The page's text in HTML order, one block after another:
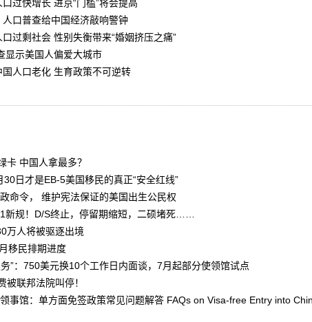
过快增长 进京“门槛”将会提高
口普查给中国经济敲响警钟
过剩社会 性别失衡带来“婚姻挤压之痛”
显示美国人偏爱大城市
人口老化 生育政策不可逆转
卡 中国人拿最多？
日才是EB-5美国移民的真正“安全红线”
命令， 维护宪法保证的美国出生公民权
新规！D/S终止，停留期缩短，二硕堵死……
万人将被驱逐出境
移民排期进度
”：750美元换10个工作日内面谈，7月起部分使领馆试点
被联邦法院叫停！
事馆：单方面免签政策常见问题解答 FAQs on Visa-free Entry into